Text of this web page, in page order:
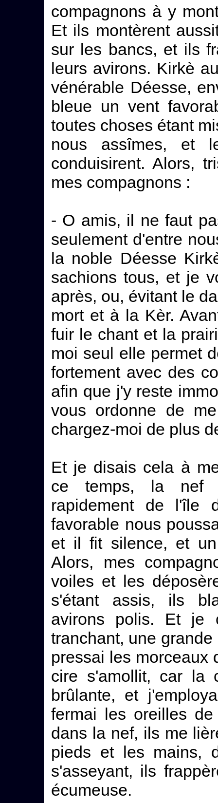
compagnons à y
Et ils montèrent
sur les bancs, et ils
leurs avirons. Kirkè
vénérable Déesse,
bleue un vent
toutes choses étant
nous assîmes, et
conduisirent. Alors,
mes compagnons :
- O amis, il ne faut
seulement d'entre
la noble Déesse
sachions tous, et je
après, ou, évitant le
mort et à la Kèr.
fuir le chant et la
moi seul elle permet
fortement avec des
afin que j'y reste
vous ordonne de
chargez-moi de plus
Et je disais cela à
ce temps, la nef
rapidement de l'île
favorable nous
et il fit silence, et
Alors, mes
voiles et les
s'étant assis, ils
avirons polis. Et je
tranchant, une
pressai les morceaux
cire s'amollit, car la
brûlante, et
fermai les oreilles
dans la nef, ils me
pieds et les mains,
s'asseyant, ils
écumeuse.